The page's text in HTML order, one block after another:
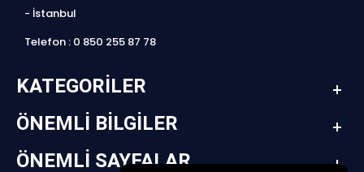
- İstanbul
Telefon : 0 850 255 87 78
KATEGORILER
ÖNEMLI BILGILER
ÖNEMLI SAYFALAR